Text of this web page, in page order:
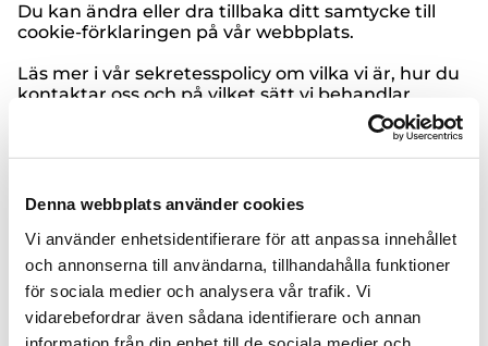
Denna webbplats använder cookies
Vi använder enhetsidentifierare för att anpassa innehållet
och annonserna till användarna, tillhandahålla funktioner
för sociala medier och analysera vår trafik. Vi
vidarebefordrar även sådana identifierare och annan
Du kan ändra eller dra tillbaka ditt samtycke till
cookie-förklaringen på vår webbplats.
Läs mer i vår sekretesspolicy om vilka vi är, hur du
kontaktar oss och på vilket sätt vi behandlar
Ange ditt samtyckes-ID och datum för när du
Ditt samtycke gäller för följande domäner:
www.all-el.com
Ditt nuvarande tillstånd: Avvisa.
Ändra ditt medgivande
Cookie-deklaration uppdaterades senast